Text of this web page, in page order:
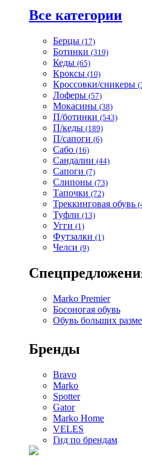
Все категории
Берцы (17)
Ботинки (319)
Кеды (65)
Кроксы (10)
Кроссовки/сникеры
Лоферы (57)
Мокасины (38)
П/ботинки (543)
П/кеды (189)
П/сапоги (6)
Сабо (16)
Сандалии (44)
Сапоги (7)
Слипоны (73)
Тапочки (72)
Треккинговая обувь
Туфли (13)
Угги (1)
Футзалки (1)
Челси (9)
Marko Premier
Босоногая обувь
Обувь больших
Бренды
Bravo
Marko
Spotter
Gator
Marko Home
VELES
Гид по брендам